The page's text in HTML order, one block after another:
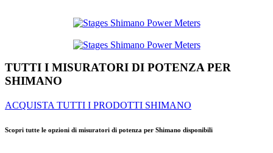
TUTTI I MISURATORI DI POTENZA PER
SHIMANO
ACQUISTA TUTTI I PRODOTTI SHIMANO
Scopri tutte le opzioni di misuratori di potenza per Shimano disponibili